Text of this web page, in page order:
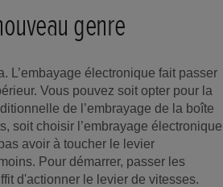
genre
L’embayage électronique fait passer
Vous pouvez soit opter pour la
de l’embrayage de la boîte
soit choisir l’embrayage électronique
avoir à toucher le levier
Pour démarrer, passer les
d'actionner le levier de vitesses.